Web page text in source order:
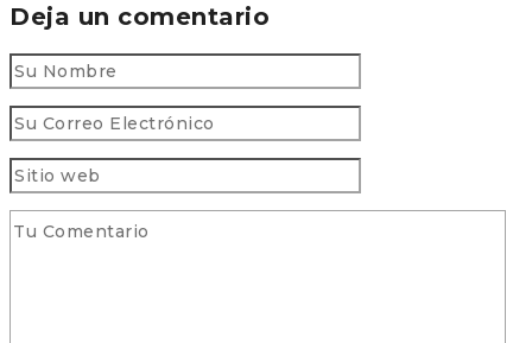
Deja un comentario